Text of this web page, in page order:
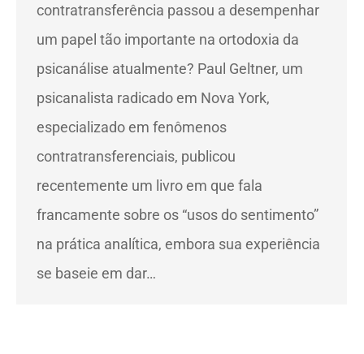
contratransferência passou a desempenhar
um papel tão importante na ortodoxia da
psicanálise atualmente? Paul Geltner, um
psicanalista radicado em Nova York,
especializado em fenômenos
contratransferenciais, publicou
recentemente um livro em que fala
francamente sobre os “usos do sentimento”
na prática analítica, embora sua experiência
se baseie em dar…